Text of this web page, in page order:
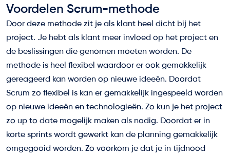
Voordelen Scrum-methode
Door deze methode zit je als klant heel dicht bij het
project. Je hebt als klant meer invloed op het project en
de beslissingen die genomen moeten worden. De
methode is heel flexibel waardoor er ook gemakkelijk
gereageerd kan worden op nieuwe ideeën. Doordat
Scrum zo flexibel is kan er gemakkelijk ingespeeld worden
op nieuwe ideeën en technologieën. Zo kun je het project
zo up to date mogelijk maken als nodig. Doordat er in
korte sprints wordt gewerkt kan de planning gemakkelijk
omgegooid worden. Zo voorkom je dat je in tijdnood